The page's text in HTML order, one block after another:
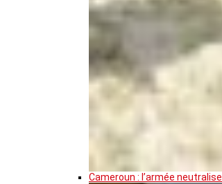
Cameroun : l’armée